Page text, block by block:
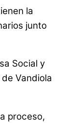
la
junto
Social y
Vandiola
proceso,